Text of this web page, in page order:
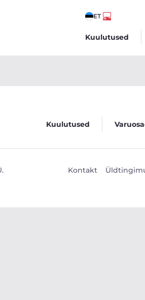
ET
Kuulutused
Kuulutused
Kontakt